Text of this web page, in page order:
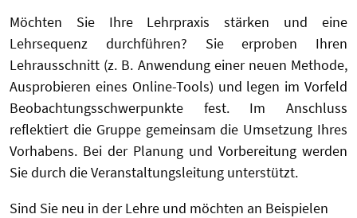
Möchten Sie Ihre Lehrpraxis stärken und eine
Lehrsequenz durchführen? Sie erproben Ihren
Lehrausschnitt (z. B. Anwendung einer neuen Methode,
Ausprobieren eines Online-Tools) und legen im Vorfeld
Beobachtungsschwerpunkte fest. Im Anschluss
reflektiert die Gruppe gemeinsam die Umsetzung Ihres
Vorhabens. Bei der Planung und Vorbereitung werden
Sie durch die Veranstaltungsleitung unterstützt.
Sind Sie neu in der Lehre und möchten an Beispielen